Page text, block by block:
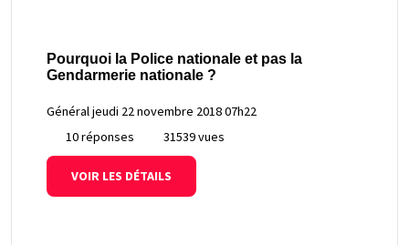
Pourquoi la Police nationale et pas la
Gendarmerie nationale ?
Général jeudi 22 novembre 2018 07h22
10 réponses
31539 vues
VOIR LES DÉTAILS